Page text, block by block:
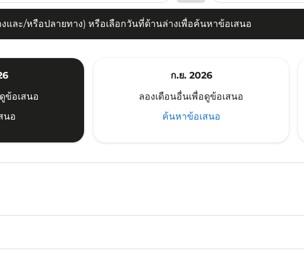
และ/หรือปลายทาง) หรือเลือกวันที่ด้านล่างเพื่อค้นหาข้อเสนอ
ข้อเสนอ
นอ
ก.ย. 2026
ลองเดือนอื่นเพื่อดูข้อเสนอ
ค้นหาข้อเสนอ
YIA–BKI: cmp-view-offers-
YIA–BKI: cmp-view-
YIA–BKI: cmp-
YIA–BKI: